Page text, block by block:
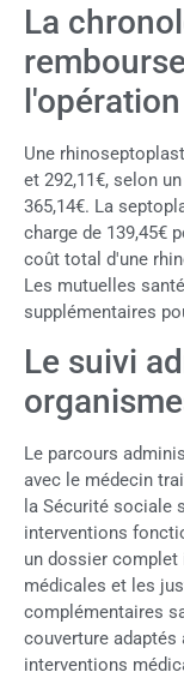
La
l'opération
Une
et 292,11€, selon
365,14€. La
charge de 139,45€
coût total d'une
Les mutuelles
supplémentaires
Le suivi
Le parcours
avec le médecin
la Sécurité sociale
interventions
un dossier
médicales et les
complémentaires
couverture
interventions